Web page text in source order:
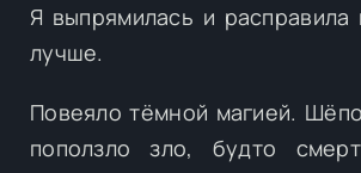
Я выпрямилась и расправила
лучше.
Повеяло тёмной магией.
поползло зло, будто